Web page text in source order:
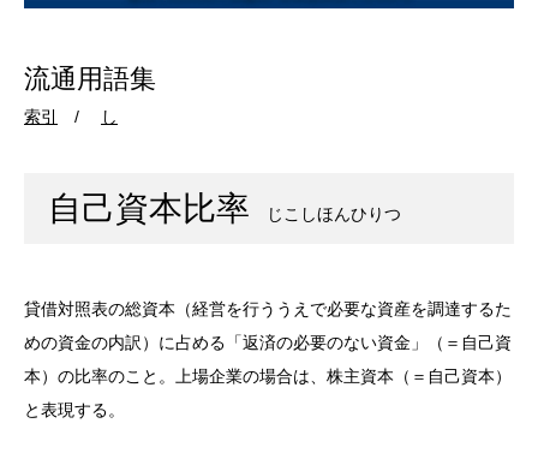
流通用語集
索引 し
自己資本比率 じこしほんひりつ
貸借対照表の総資本（経営を行ううえで必要な資産を調達するた
めの資金の内訳）に占める「返済の必要のない資金」（＝自己資
本）の比率のこと。上場企業の場合は、株主資本（＝自己資本）
と表現する。